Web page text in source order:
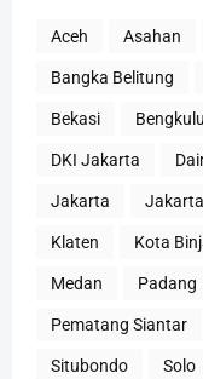
Aceh Asahan
Bangka Belitung
Bekasi Bengkulu
DKI Jakarta
Jakarta
Klaten Kota
Medan Padang
Pematang Siantar
Situbondo Solo